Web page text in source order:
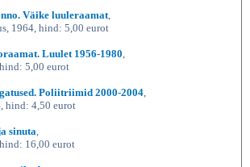
Väike luuleraamat,
1964, hind: 5,00 eurot
Luulet 1956-1980,
5,00 eurot
Poliitriimid 2000-2004,
hind: 4,50 eurot
sinuta,
16,00 eurot